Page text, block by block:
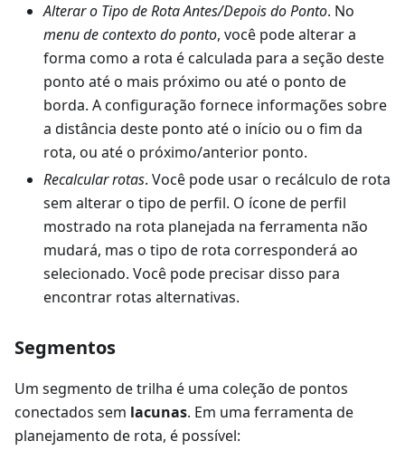
Alterar o Tipo de Rota Antes/Depois do Ponto. No
menu de contexto do ponto, você pode alterar a
forma como a rota é calculada para a seção deste
ponto até o mais próximo ou até o ponto de
borda. A configuração fornece informações sobre
a distância deste ponto até o início ou o fim da
rota, ou até o próximo/anterior ponto.
Recalcular rotas. Você pode usar o recálculo de rota
sem alterar o tipo de perfil. O ícone de perfil
mostrado na rota planejada na ferramenta não
mudará, mas o tipo de rota corresponderá ao
selecionado. Você pode precisar disso para
encontrar rotas alternativas.
Segmentos
Um segmento de trilha é uma coleção de pontos
conectados sem lacunas. Em uma ferramenta de
planejamento de rota, é possível: